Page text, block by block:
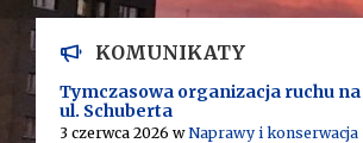
KOMUNIKATY
Tymczasowa organizacja ruchu na
ul. Schuberta
3 czerwca 2026 wNaprawy i konserwacja